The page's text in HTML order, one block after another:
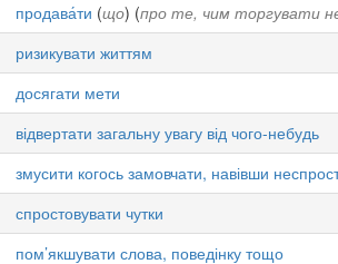
продава́ти (що) (про те, чим торгувати
ризикувати життям
досягати мети
відвертати загальну увагу від чого-небудь
змусити когось замовчати, навівши
спростовувати чутки
пом’якшувати слова, поведінку тощо